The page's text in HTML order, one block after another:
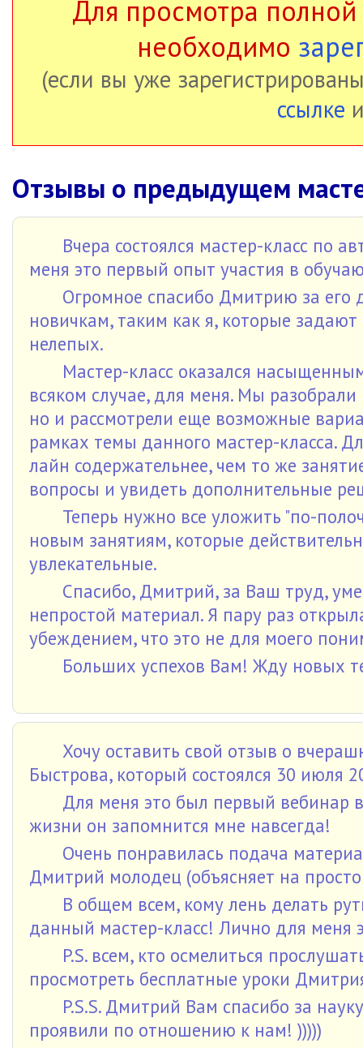
Для просмотра
необходимо
(если вы уже
ссылке
Отзывы о предыдущем
Вчера состоялся мастер-класс по
меня это первый опыт участия в
Огромное спасибо Дмитрию за его
новичкам, таким как я, которые
нелепых.
Мастер-класс оказался
всяком случае, для меня. Мы
но и рассмотрели еще возможные
рамках темы данного мастер-класса.
лайн содержательнее, чем то же
вопросы и увидеть дополнительные
Теперь нужно все уложить "по-
новым занятиям, которые
увлекательные.
Спасибо, Дмитрий, за Ваш труд,
непростой материал. Я пару раз
убеждением, что это не для моего
Больших успехов Вам! Жду новых
Хочу оставить свой отзыв о
Быстрова, который состоялся 30 июля
Для меня это был первый вебинар
жизни он запомнится мне навсегда!
Очень понравилась подача
Дмитрий молодец (объясняет на
В общем всем, кому лень делать
данный мастер-класс! Лично для меня
P.S. всем, кто осмелиться
просмотреть бесплатные уроки
P.S.S. Дмитрий Вам спасибо за
проявили по отношению к нам! )))))